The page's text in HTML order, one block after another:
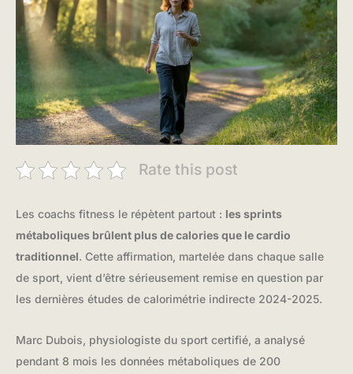
Rate this post
Les coachs fitness le répètent partout : les sprints
métaboliques brûlent plus de calories que le cardio
traditionnel. Cette affirmation, martelée dans chaque salle
de sport, vient d’être sérieusement remise en question par
les dernières études de calorimétrie indirecte 2024-2025.
Marc Dubois, physiologiste du sport certifié, a analysé
pendant 8 mois les données métaboliques de 200